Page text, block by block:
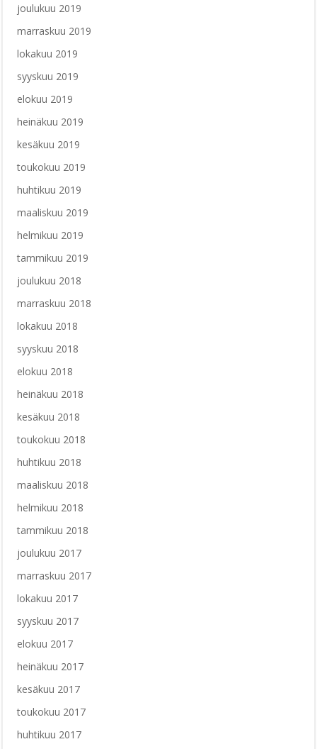
joulukuu 2019
marraskuu 2019
lokakuu 2019
syyskuu 2019
elokuu 2019
heinäkuu 2019
kesäkuu 2019
toukokuu 2019
huhtikuu 2019
maaliskuu 2019
helmikuu 2019
tammikuu 2019
joulukuu 2018
marraskuu 2018
lokakuu 2018
syyskuu 2018
elokuu 2018
heinäkuu 2018
kesäkuu 2018
toukokuu 2018
huhtikuu 2018
maaliskuu 2018
helmikuu 2018
tammikuu 2018
joulukuu 2017
marraskuu 2017
lokakuu 2017
syyskuu 2017
elokuu 2017
heinäkuu 2017
kesäkuu 2017
toukokuu 2017
huhtikuu 2017